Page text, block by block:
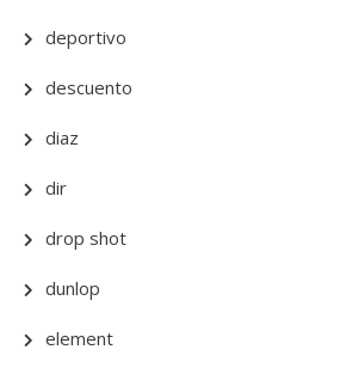
deportivo
descuento
diaz
dir
drop shot
dunlop
element